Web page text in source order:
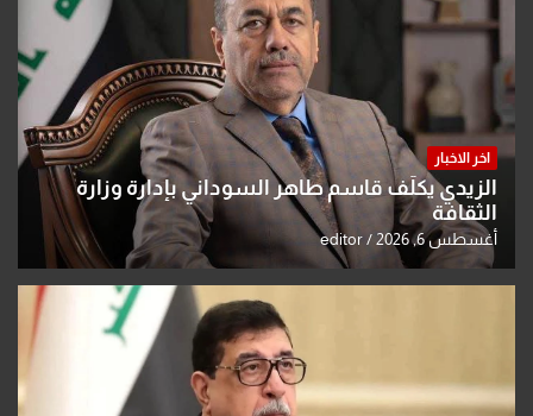
اخر الاخبار
الزيدي يكلّف قاسم طاهر السوداني بإدارة وزارة
الثقافة
أغسطس 6, 2026 editor